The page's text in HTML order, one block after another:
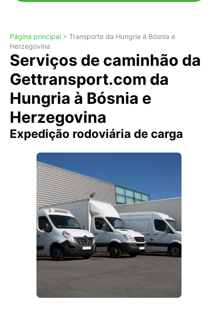
Página principal > Transporte da Hungria à Bósnia e
Herzegovina
Serviços de caminhão da
Gettransport.com da
Hungria à Bósnia e
Herzegovina
Expedição rodoviária de carga